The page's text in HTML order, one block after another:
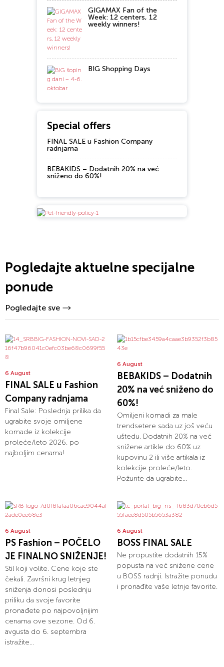
GIGAMAX Fan of the
Week: 12 centers, 12
weekly winners!
BIG Shopping Days
Special offers
FINAL SALE u Fashion Company
radnjama
BEBAKIDS – Dodatnih 20% na već
sniženo do 60%!
Pogledajte aktuelne specijalne
ponude
Pogledajte sve
6 August
FINAL SALE u Fashion
Company radnjama
Final Sale: Poslednja prilika da
ugrabite svoje omiljene
komade iz kolekcije
proleće/leto 2026. po
najboljim cenama!
6 August
BEBAKIDS – Dodatnih
20% na već sniženo do
60%!
Omiljeni komadi za male
trendsetere sada uz još veću
uštedu. Dodatnih 20% na već
snižene artikle do 60% uz
kupovinu 2 ili više artikala iz
kolekcije proleće/leto.
Požurite da ugrabite...
6 August
PS Fashion – POČELO
JE FINALNO SNIŽENJE!
Stil koji volite. Cene koje ste
čekali. Završni krug letnjeg
sniženja donosi poslednju
priliku da svoje favorite
pronađete po najpovoljnijim
cenama ove sezone. Od 6.
avgusta do 6. septembra
istražite...
6 August
BOSS FINAL SALE
Ne propustite dodatnih 15%
popusta na već snižene cene
u BOSS radnji. Istražite ponudu
i pronađite vaše letnje favorite.